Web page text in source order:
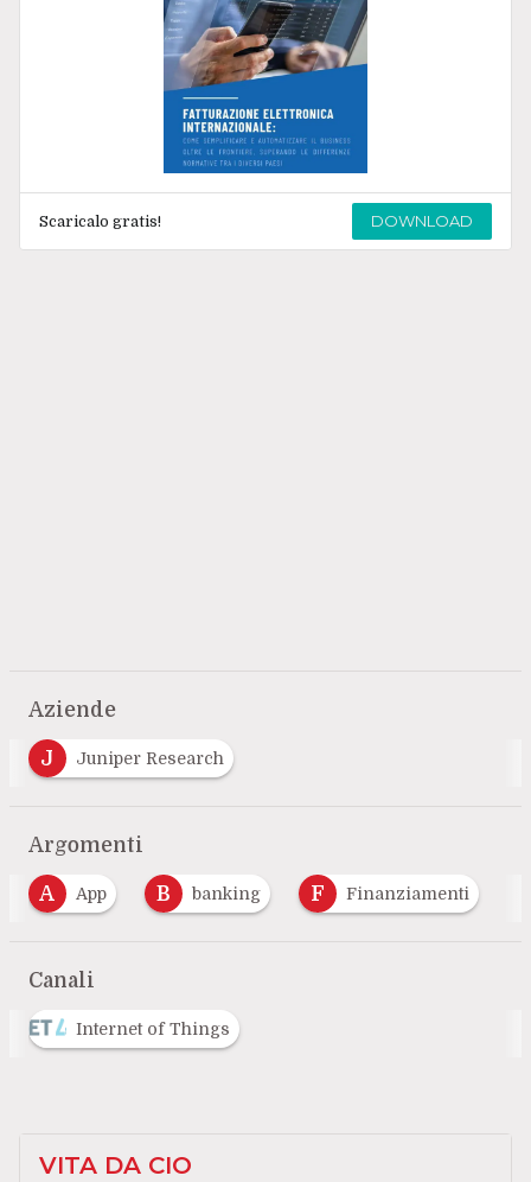
Scaricalo gratis! DOWNLOAD
Aziende
J Juniper Research
Argomenti
A App B banking F Finanziamenti
Canali
Internet of Things
VITA DA CIO